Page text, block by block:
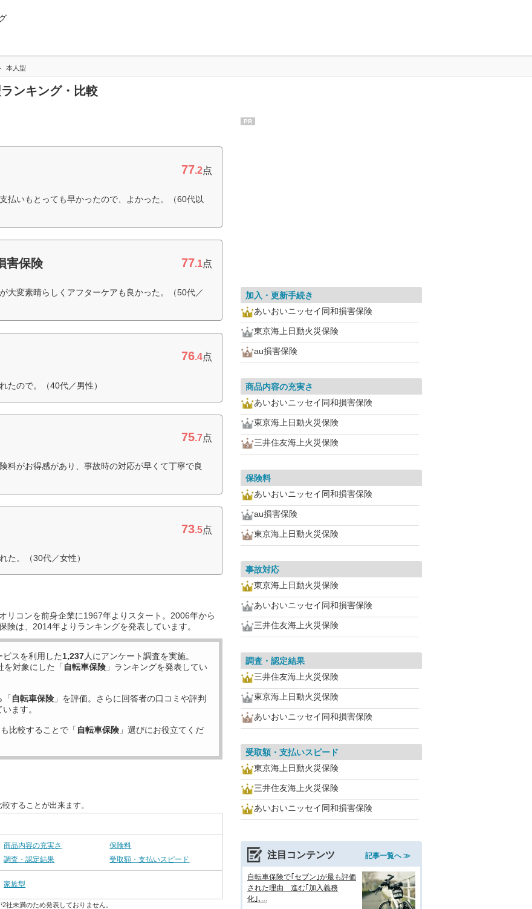
本人型
ンキング・比較
77.2点
払いもとっても早かったので、よかった。（60代以
害保険 77.1点
大変素晴らしくアフターケアも良かった。（50代／
76.4点
たので。（40代／男性）
75.7点
料がお得感があり、事故時の対応が早くて丁寧で良
73.5点
た。（30代／女性）
リコンを前身企業に1967年よりスタート。2006年から
険は、2014年よりランキングを発表しています。
スを利用した1,237人にアンケート調査を実施。
を対象にした「 自転車保険 」ランキングを発表してい
「 自転車保険 」を評価。さらに回答者の口コミや評判
ます。
比較することで「 自転車保険 」選びにお役立てくだ
することが出来ます。
商品内容の充実さ
保険料
調査・認定結果 受取額・支払いスピード
家族型
未満のため発表しておりません。
PR
加入・更新手続き
あいおいニッセイ同和損害保険
東京海上日動火災保険
au損害保険
商品内容の充実さ
あいおいニッセイ同和損害保険
東京海上日動火災保険
三井住友海上火災保険
保険料
あいおいニッセイ同和損害保険
au損害保険
東京海上日動火災保険
事故対応
東京海上日動火災保険
あいおいニッセイ同和損害保険
三井住友海上火災保険
調査・認定結果
三井住友海上火災保険
東京海上日動火災保険
あいおいニッセイ同和損害保険
受取額・支払いスピード
東京海上日動火災保険
三井住友海上火災保険
あいおいニッセイ同和損害保険
注目コンテンツ 記事一覧へ ≫
自転車保険で｢セブン｣が最も評価
された理由 進む｢加入義務
化｣､...